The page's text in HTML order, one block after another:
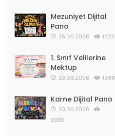
Mezuniyet Dijital
Pano
25.06.2026 1323
1. Sınıf Velilerine
Mektup
23.06.2026 1088
Karne Dijital Pano
23.06.2026
2980